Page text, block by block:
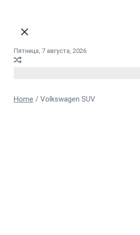
Пятница, 7 августа, 2026
Home / Volkswagen SUV